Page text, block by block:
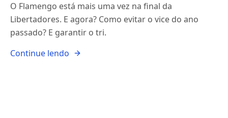
O Flamengo está mais uma vez na final da
Libertadores. E agora? Como evitar o vice do ano
passado? E garantir o tri.
Continue lendo